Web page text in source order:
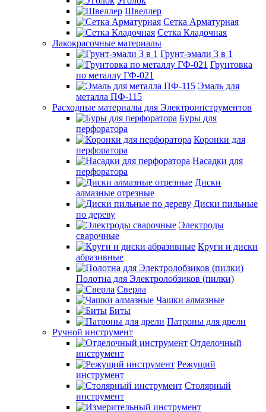
Швеллер
Сетка Арматурная
Сетка Кладочная
Лакокрасочные материалы
Грунт-эмали 3 в 1
Грунтовка
по металлу ГФ-021
Эмаль для
металла ПФ-115
Расходные материалы для Электроинструментов
Буры для
перфоратора
Коронки для
перфоратора
Насадки для
перфоратора
Диски
алмазные отрезные
Диски пильные
по дереву
Электроды
сварочные
Круги и диски
абразивные
Полотна для Электролобзиков (пилки)
Сверла
Чашки алмазные
Биты
Патроны для дрели
Ручной инструмент
Отделочный
инструмент
Режущий
инструмент
Столярный
инструмент